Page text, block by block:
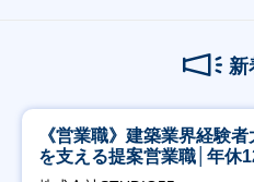
新
《営業職》建築業界経験
を支える提案営業職│年休